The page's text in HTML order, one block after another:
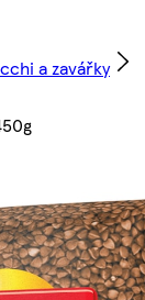
a zavářky